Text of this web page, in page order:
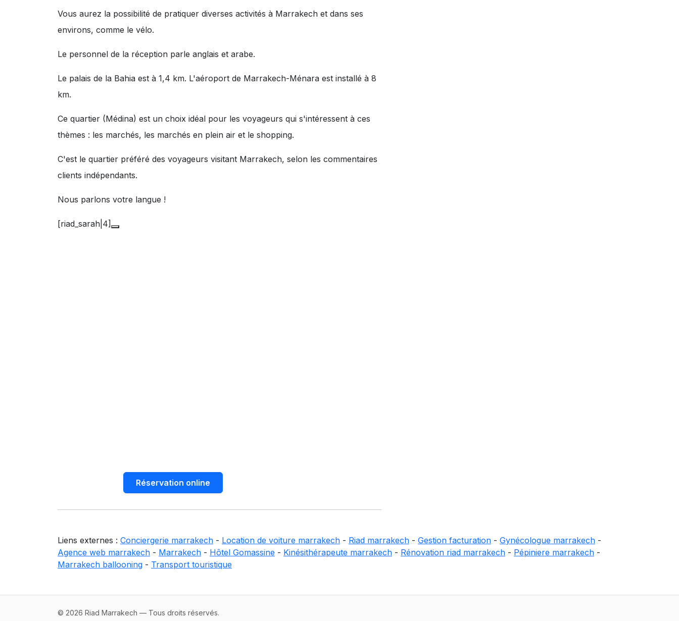
Vous aurez la possibilité de pratiquer diverses activités à Marrakech et dans ses
environs, comme le vélo.
Le personnel de la réception parle anglais et arabe.
Le palais de la Bahia est à 1,4 km. L'aéroport de Marrakech-Ménara est installé à 8
km.
Ce quartier (Médina) est un choix idéal pour les voyageurs qui s'intéressent à ces
thèmes : les marchés, les marchés en plein air et le shopping.
C'est le quartier préféré des voyageurs visitant Marrakech, selon les commentaires
clients indépendants.
Nous parlons votre langue !
[riad_sarah|4]
Réservation online
Liens externes : Conciergerie marrakech - Location de voiture marrakech - Riad marrakech - Gestion facturation - Gynécologue marrakech -
Agence web marrakech - Marrakech - Hôtel Gomassine - Kinésithérapeute marrakech - Rénovation riad marrakech - Pépiniere marrakech -
Marrakech ballooning - Transport touristique
© 2026 Riad Marrakech — Tous droits réservés.